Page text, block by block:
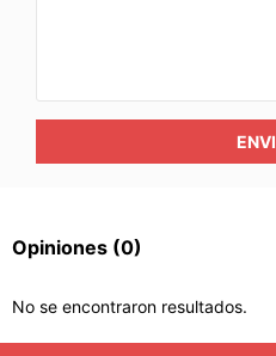
Opiniones (0)
No se encontraron resultados.